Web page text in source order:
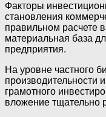
Факторы
становления
правильном расчете
материальная база
предприятия.
На уровне частного
производительности
грамотного
вложение тщательно